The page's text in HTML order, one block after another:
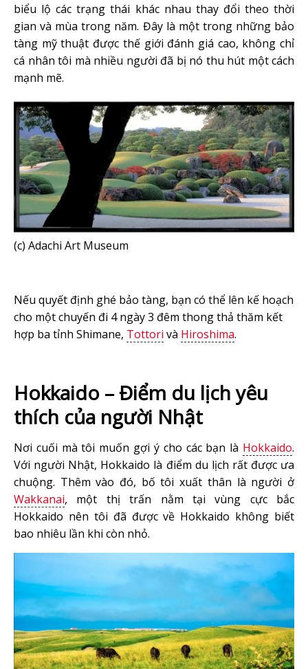
biểu lộ các trạng thái khác nhau thay đổi theo thời
gian và mùa trong năm. Đây là một trong những bảo
tàng mỹ thuật được thế giới đánh giá cao, không chỉ
cá nhân tôi mà nhiều người đã bị nó thu hút một cách
mạnh mẽ.
(c) Adachi Art Museum
Nếu quyết định ghé bảo tàng, bạn có thể lên kế hoạch
cho một chuyến đi 4 ngày 3 đêm thong thả thăm kết
hợp ba tỉnh Shimane, Tottori và Hiroshima.
Hokkaido – Điểm du lịch yêu
thích của người Nhật
Nơi cuối mà tôi muốn gợi ý cho các bạn là Hokkaido.
Với người Nhật, Hokkaido là điểm du lịch rất được ưa
chuộng. Thêm vào đó, bố tôi xuất thân là người ở
Wakkanai, một thị trấn nằm tại vùng cực bắc
Hokkaido nên tôi đã được về Hokkaido không biết
bao nhiêu lần khi còn nhỏ.